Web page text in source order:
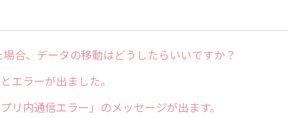
合、データの移動はどうしたらいいですか？
エラーが出ました。
リ内通信エラー」のメッセージが出ます。